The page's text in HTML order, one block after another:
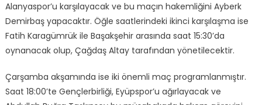
Alanyaspor’u karşılayacak ve bu maçın hakemliğini Ayberk
Demirbaş yapacaktır. Öğle saatlerindeki ikinci karşılaşma ise
Fatih Karagümrük ile Başakşehir arasında saat 15:30’da
oynanacak olup, Çağdaş Altay tarafından yönetilecektir.
Çarşamba akşamında ise iki önemli maç programlanmıştır.
Saat 18:00’te Gençlerbirliği, Eyüpspor’u ağırlayacak ve